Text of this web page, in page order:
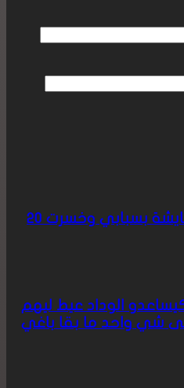
أيت منا: “الوداد اليوم عايشة بسبابي وخسرت 20
الوداد عيط ليهم
شي واحد ما بقا باغي